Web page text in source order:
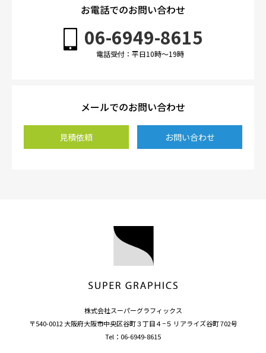
お電話でのお問い合わせ
06-6949-8615
電話受付：平日10時〜19時
メールでのお問い合わせ
見積依頼 お問い合わせ
株式会社スーパーグラフィックス
〒540-0012 大阪府大阪市中央区谷町３丁目４−５ リアライズ谷町 702号
Tel： 06-6949-8615